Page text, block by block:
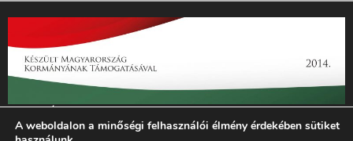
„Az Új Ember katolikus hetilap 2014. évi működésének
támogatását az EGYH-KCP-14-P-0121 sz. támogatási
A weboldalon a minőségi felhasználói élmény érdekében sütiket